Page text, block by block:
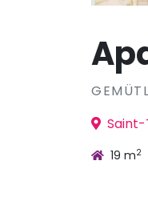
Saint-
19 m2